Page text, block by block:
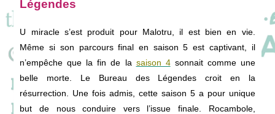
Légendes
U miracle s’est produit pour Malotru, il est bien en vie.
Même si son parcours final en saison 5 est captivant, il
n’empêche que la fin de la saison 4sonnait comme une
belle morte. Le Bureau des Légendes croit en la
résurrection. Une fois admis, cette saison 5 a pour unique
but de nous conduire vers l’issue finale. Rocambole,